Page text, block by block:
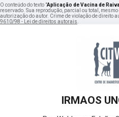
O conteúdo do texto "Aplicação de Vacina de
reservado. Sua reprodução, parcial ou total,
autorização do autor. Crime de violação de direito
9610/98 - Lei de direitos autorais.
IRMAOS